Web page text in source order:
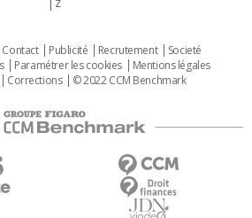
Contact Publicité Recrutement
Societé
Paramétrer les cookies
Mentions légales
Corrections © 2022 CCM Benchmark